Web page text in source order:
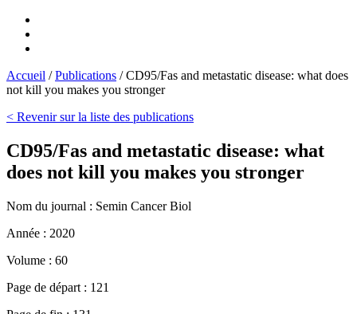
Accueil /Publications /CD95/Fas and metastatic disease: what does
not kill you makes you stronger
< Revenir sur la liste des publications
CD95/Fas and metastatic disease: what
does not kill you makes you stronger
Nom du journal : Semin Cancer Biol
Année : 2020
Volume : 60
Page de départ : 121